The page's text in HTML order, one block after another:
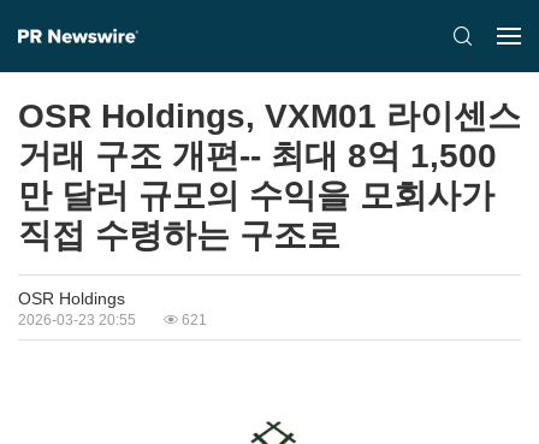
OSR Holdings, VXM01 라이센스
거래 구조 개편-- 최대 8억 1,500
만 달러 규모의 수익을 모회사가
직접 수령하는 구조로
OSR Holdings
2026-03-23 20:55 621